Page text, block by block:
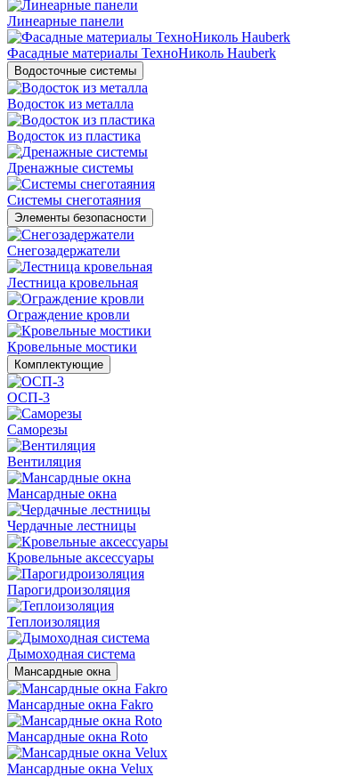
Линеарные панели
Фасадные материалы ТехноНиколь Hauberk
Водосточные системы
Водосток из металла
Водосток из пластика
Дренажные системы
Системы снеготаяния
Элементы безопасности
Снегозадержатели
Лестница кровельная
Ограждение кровли
Кровельные мостики
Комплектующие
ОСП-3
Саморезы
Вентиляция
Мансардные окна
Чердачные лестницы
Кровельные аксессуары
Парогидроизоляция
Теплоизоляция
Дымоходная система
Мансардные окна
Мансардные окна Fakro
Мансардные окна Roto
Мансардные окна Velux